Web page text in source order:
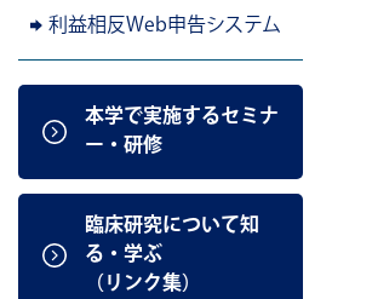
利益相反Web申告システム
本学で実施するセミナ
ー・研修
臨床研究について知
る・学ぶ
（リンク集）